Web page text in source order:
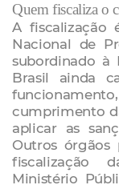
Quem fiscaliza o
A fiscalização
Nacional de
subordinado à
Brasil ainda
cumprimento
aplicar as
Outros órgãos
fiscalização
Ministério